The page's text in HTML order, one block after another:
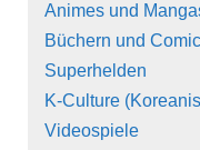
Animes und
Büchern und
Superhelden
K-Culture
Videospiele